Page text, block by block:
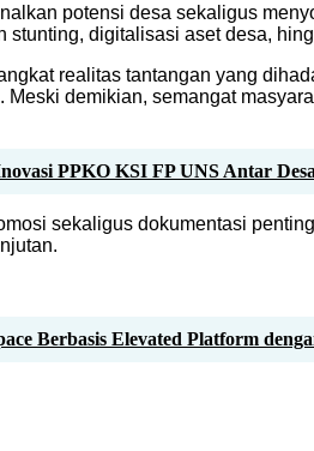
potensi desa sekaligus
digitalisasi aset desa,
realitas tantangan yang
demikian, semangat
PPKO KSI FP UNS Antar
sekaligus dokumentasi
Berbasis Elevated Platform